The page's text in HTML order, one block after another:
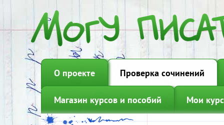
О проекте Проверка сочинений
Магазин курсов и пособий Мои